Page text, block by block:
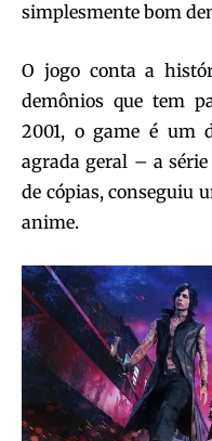
simplesmente bom
O jogo conta a
demônios que tem
2001, o game é um
agrada geral – a
de cópias, conseguiu
anime.